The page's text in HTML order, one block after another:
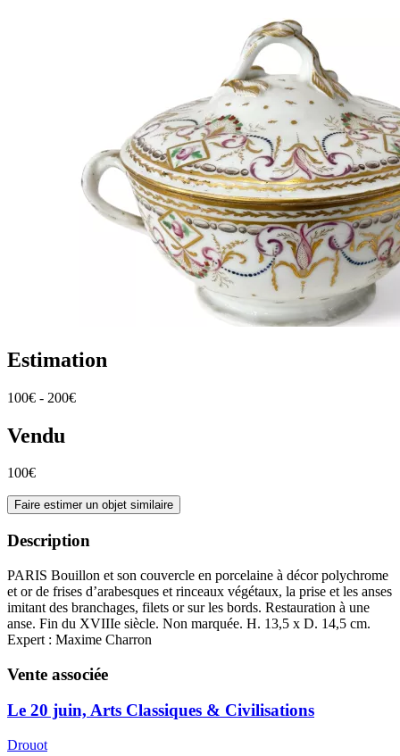
Estimation
100€ - 200€
Vendu
100€
Faire estimer un objet similaire
Description
PARIS Bouillon et son couvercle en porcelaine à décor polychrome
et or de frises d’arabesques et rinceaux végétaux, la prise et les anses
imitant des branchages, filets or sur les bords. Restauration à une
anse. Fin du XVIIIe siècle. Non marquée. H. 13,5 x D. 14,5 cm.
Expert : Maxime Charron
Vente associée
Le 20 juin, Arts Classiques & Civilisations
Drouot